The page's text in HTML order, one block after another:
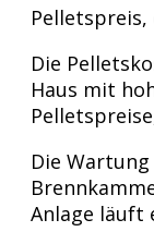
Die
Haus mit
Die
Anlage läuft